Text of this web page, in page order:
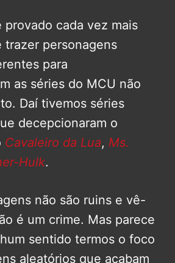
provado cada vez mais
trazer personagens
para
as séries do MCU não
Daí tivemos séries
decepcionaram o
Cavaleiro da Lua, Ms.
Hulk.
não são ruins e vê-
é um crime. Mas parece
sentido termos o foco
aleatórios que acabam